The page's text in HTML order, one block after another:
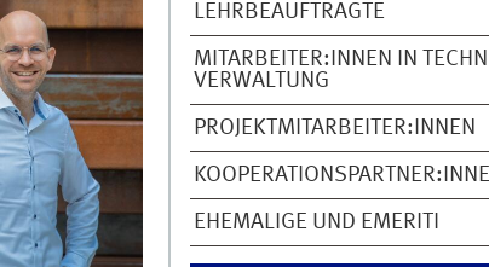
LEHRBEAUFTRAGTE
MITARBEITER:INNEN IN
VERWALTUNG
PROJEKTMITARBEITER:INNEN
EHEMALIGE UND EMERITI